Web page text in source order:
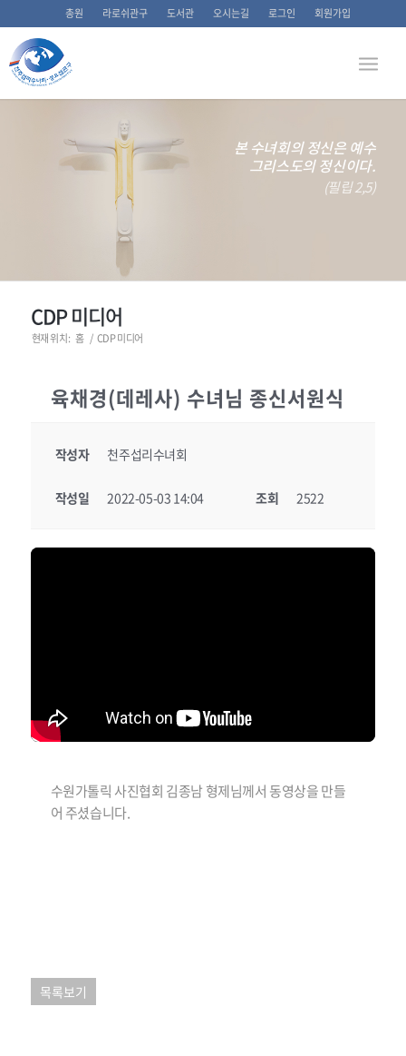
총원 라로쉬관구 도서관 오시는길 로그인 회원가입
본 수녀회의 정신은 예수
그리스도의 정신이다.
(필립 2,5)
CDP 미디어
현재 위치: 홈 / CDP 미디어
육채경(데레사) 수녀님 종신서원식
작성자 천주섭리수녀회
작성일 2022-05-03 14:04 조회 2522
수원가톨릭 사진협회 김종남 형제님께서 동영상을 만들
어 주셨습니다.
목록보기